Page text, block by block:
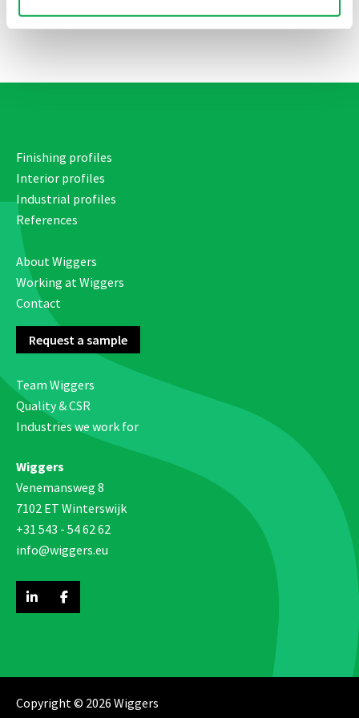
Finishing profiles
Interior profiles
Industrial profiles
References
About Wiggers
Working at Wiggers
Contact
Request a sample
Team Wiggers
Quality & CSR
Industries we work for
Wiggers
Venemansweg 8
7102 ET Winterswijk
+31 543 - 54 62 62
info@wiggers.eu
Copyright © 2026 Wiggers